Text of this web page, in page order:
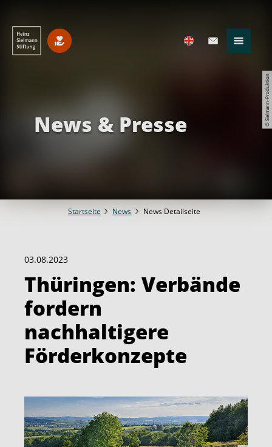
© Sielmann-Produktion
News & Presse
Startseite News News Detailseite
03.08.2023
Thüringen: Verbände
fordern
nachhaltigere
Förderkonzepte